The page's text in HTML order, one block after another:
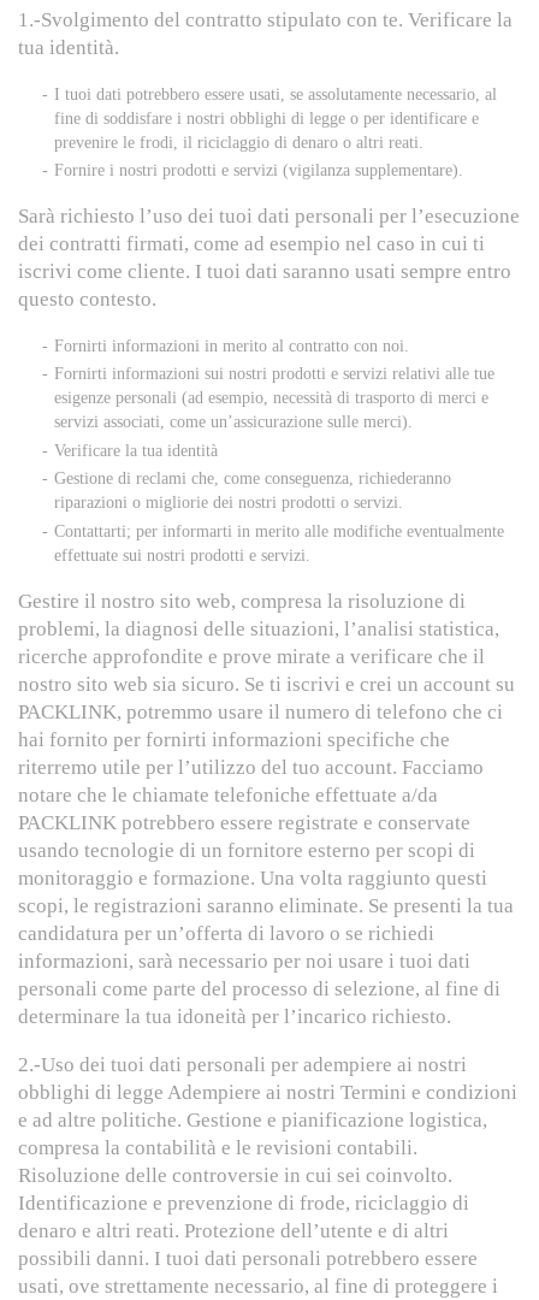
1.-Svolgimento del contratto stipulato con te. Verificare la
tua identità.
I tuoi dati potrebbero essere usati, se assolutamente necessario, al
fine di soddisfare i nostri obblighi di legge o per identificare e
prevenire le frodi, il riciclaggio di denaro o altri reati.
Fornire i nostri prodotti e servizi (vigilanza supplementare).
Sarà richiesto l’uso dei tuoi dati personali per l’esecuzione
dei contratti firmati, come ad esempio nel caso in cui ti
iscrivi come cliente. I tuoi dati saranno usati sempre entro
questo contesto.
Fornirti informazioni in merito al contratto con noi.
Fornirti informazioni sui nostri prodotti e servizi relativi alle tue
esigenze personali (ad esempio, necessità di trasporto di merci e
servizi associati, come un’assicurazione sulle merci).
Verificare la tua identità
Gestione di reclami che, come conseguenza, richiederanno
riparazioni o migliorie dei nostri prodotti o servizi.
Contattarti; per informarti in merito alle modifiche eventualmente
effettuate sui nostri prodotti e servizi.
Gestire il nostro sito web, compresa la risoluzione di
problemi, la diagnosi delle situazioni, l’analisi statistica,
ricerche approfondite e prove mirate a verificare che il
nostro sito web sia sicuro. Se ti iscrivi e crei un account su
PACKLINK, potremmo usare il numero di telefono che ci
hai fornito per fornirti informazioni specifiche che
riterremo utile per l’utilizzo del tuo account. Facciamo
notare che le chiamate telefoniche effettuate a/da
PACKLINK potrebbero essere registrate e conservate
usando tecnologie di un fornitore esterno per scopi di
monitoraggio e formazione. Una volta raggiunto questi
scopi, le registrazioni saranno eliminate. Se presenti la tua
candidatura per un’offerta di lavoro o se richiedi
informazioni, sarà necessario per noi usare i tuoi dati
personali come parte del processo di selezione, al fine di
determinare la tua idoneità per l’incarico richiesto.
2.-Uso dei tuoi dati personali per adempiere ai nostri
obblighi di legge Adempiere ai nostri Termini e condizioni
e ad altre politiche. Gestione e pianificazione logistica,
compresa la contabilità e le revisioni contabili.
Risoluzione delle controversie in cui sei coinvolto.
Identificazione e prevenzione di frode, riciclaggio di
denaro e altri reati. Protezione dell’utente e di altri
possibili danni. I tuoi dati personali potrebbero essere
usati, ove strettamente necessario, al fine di proteggere i